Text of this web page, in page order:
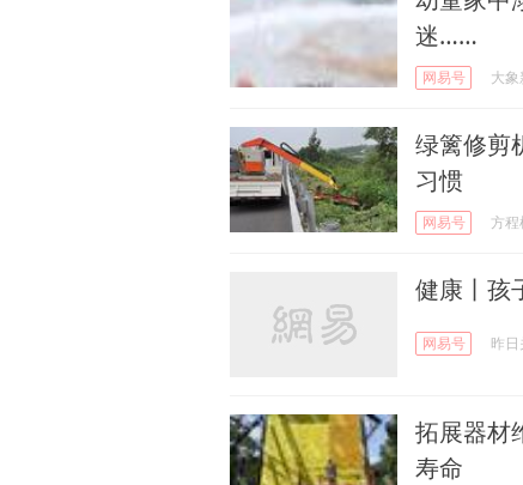
迷……
网易号 大象
绿篱修剪
习惯
网易号 方
健康丨孩
网易号 昨日
拓展器材
寿命